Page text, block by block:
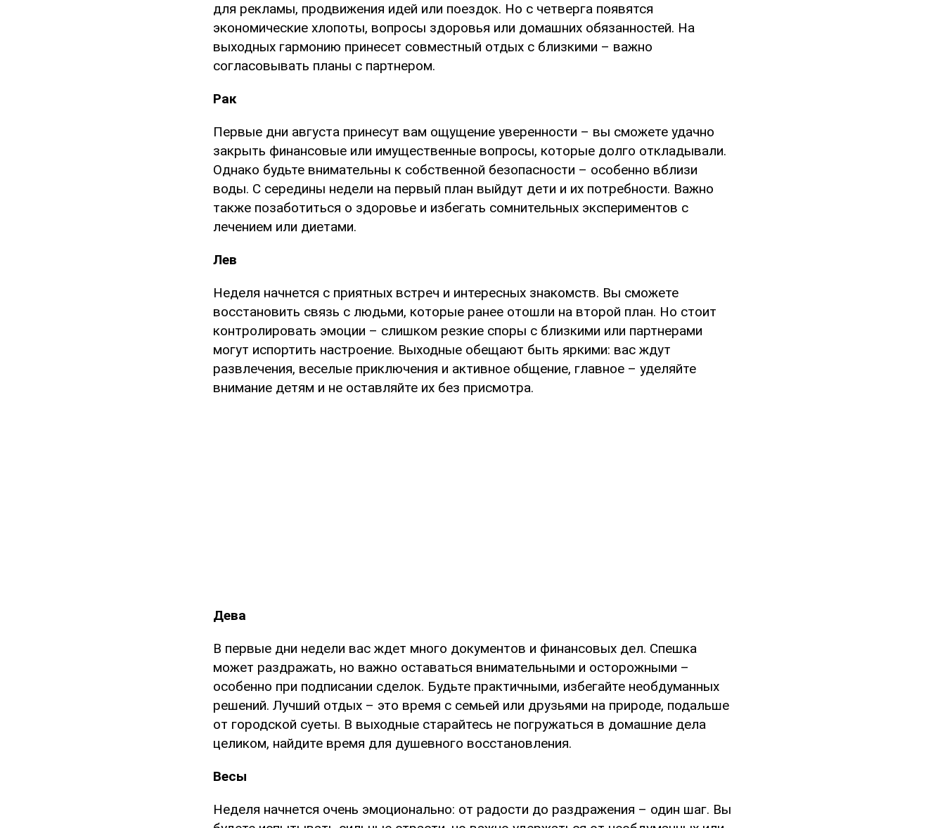
для рекламы, продвижения идей или поездок. Но с четверга появятся
экономические хлопоты, вопросы здоровья или домашних обязанностей. На
выходных гармонию принесет совместный отдых с близкими – важно
согласовывать планы с партнером.
Рак
Первые дни августа принесут вам ощущение уверенности – вы сможете удачно
закрыть финансовые или имущественные вопросы, которые долго откладывали.
Однако будьте внимательны к собственной безопасности – особенно вблизи
воды. С середины недели на первый план выйдут дети и их потребности. Важно
также позаботиться о здоровье и избегать сомнительных экспериментов с
лечением или диетами.
Лев
Неделя начнется с приятных встреч и интересных знакомств. Вы сможете
восстановить связь с людьми, которые ранее отошли на второй план. Но стоит
контролировать эмоции – слишком резкие споры с близкими или партнерами
могут испортить настроение. Выходные обещают быть яркими: вас ждут
развлечения, веселые приключения и активное общение, главное – уделяйте
внимание детям и не оставляйте их без присмотра.
Дева
В первые дни недели вас ждет много документов и финансовых дел. Спешка
может раздражать, но важно оставаться внимательными и осторожными –
особенно при подписании сделок. Будьте практичными, избегайте необдуманных
решений. Лучший отдых – это время с семьей или друзьями на природе, подальше
от городской суеты. В выходные старайтесь не погружаться в домашние дела
целиком, найдите время для душевного восстановления.
Весы
Неделя начнется очень эмоционально: от радости до раздражения – один шаг. Вы